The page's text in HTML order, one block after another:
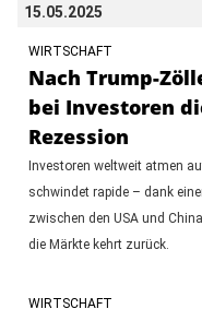
15.05.2025
WIRTSCHAFT
Nach Trump-
bei Investoren
Rezession
Investoren weltweit atmen
schwindet rapide – dank
zwischen den USA und
die Märkte kehrt zurück.
WIRTSCHAFT